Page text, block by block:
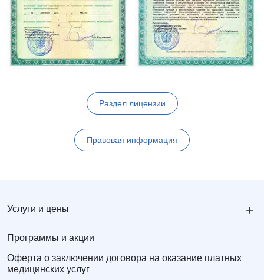
Раздел лицензии
Правовая информация
Услуги и цены +
Программы и акции
Оферта о заключении договора на оказание платных
медицинских услуг